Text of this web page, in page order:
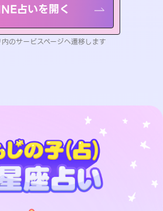
占いを開く
のサービスページへ遷移します